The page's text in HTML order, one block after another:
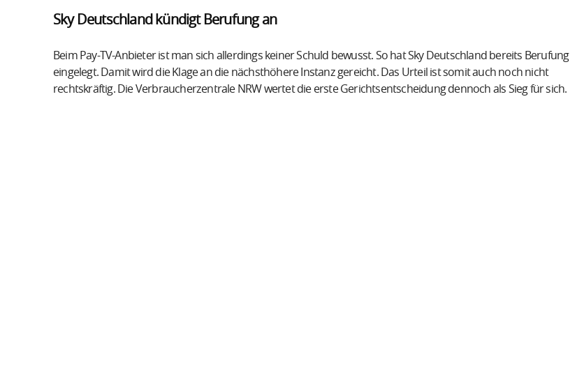
Sky Deutschland kündigt Berufung an
Beim Pay-TV-Anbieter ist man sich allerdings keiner Schuld bewusst. So hat Sky Deutschland bereits Berufung
eingelegt. Damit wird die Klage an die nächsthöhere Instanz gereicht. Das Urteil ist somit auch noch nicht
rechtskräftig. Die Verbraucherzentrale NRW wertet die erste Gerichtsentscheidung dennoch als Sieg für sich.